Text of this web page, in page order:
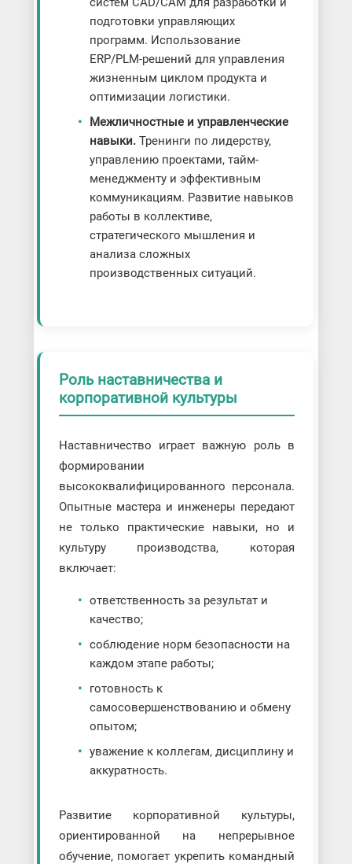
подготовки управляющих
программ. Использование
ERP/PLM-решений для управления
жизненным циклом продукта и
оптимизации логистики.
Межличностные и управленческие
навыки.Тренинги по лидерству,
управлению проектами, тайм-
менеджменту и эффективным
коммуникациям. Развитие навыков
работы в коллективе,
стратегического мышления и
анализа сложных
производственных ситуаций.
Роль наставничества и
корпоративной культуры
Наставничество играет важную роль в
формировании
высококвалифицированного персонала.
Опытные мастера и инженеры передают
не только практические навыки, но и
культуру производства, которая
включает:
ответственность за результат и
качество;
соблюдение норм безопасности на
каждом этапе работы;
готовность к
самосовершенствованию и обмену
опытом;
уважение к коллегам, дисциплину и
аккуратность.
Развитие корпоративной культуры,
ориентированной на непрерывное
обучение, помогает укрепить командный